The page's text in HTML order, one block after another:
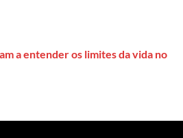
a entender os limites da vida no